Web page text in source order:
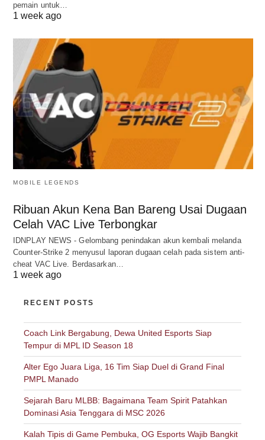
pemain untuk…
1 week ago
MOBILE LEGENDS
Ribuan Akun Kena Ban Bareng Usai Dugaan
Celah VAC Live Terbongkar
IDNPLAY NEWS - Gelombang penindakan akun kembali melanda
Counter-Strike 2 menyusul laporan dugaan celah pada sistem anti-
cheat VAC Live. Berdasarkan…
1 week ago
RECENT POSTS
Coach Link Bergabung, Dewa United Esports Siap
Tempur di MPL ID Season 18
Alter Ego Juara Liga, 16 Tim Siap Duel di Grand Final
PMPL Manado
Sejarah Baru MLBB: Bagaimana Team Spirit Patahkan
Dominasi Asia Tenggara di MSC 2026
Kalah Tipis di Game Pembuka, OG Esports Wajib Bangkit